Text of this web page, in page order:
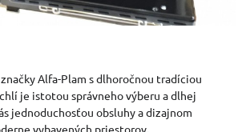
Alfa-Plam s dlhoročnou tradíciou
je istotou správneho výberu a dlhej
jednoduchosťou obsluhy a dizajnom
vybavených priestorov.